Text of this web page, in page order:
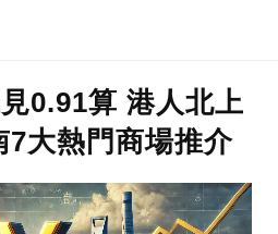
0.91算 港人北上
7大熱門商場推介